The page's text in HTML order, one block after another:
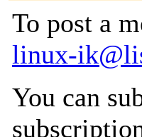
To post a
linux-
You can